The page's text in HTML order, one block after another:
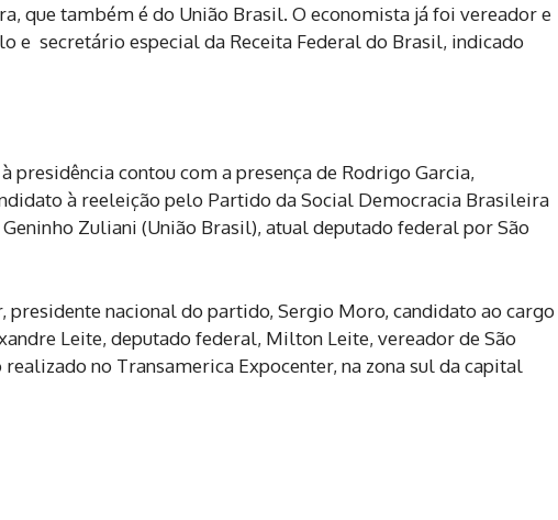
que também é do União Brasil. O economista já foi vereador e
e secretário especial da Receita Federal do Brasil, indicado
presidência contou com a presença de Rodrigo Garcia,
à reeleição pelo Partido da Social Democracia Brasileira
Geninho Zuliani (União Brasil), atual deputado federal por São
presidente nacional do partido, Sergio Moro, candidato ao cargo
Leite, deputado federal, Milton Leite, vereador de São
no Transamerica Expocenter, na zona sul da capital